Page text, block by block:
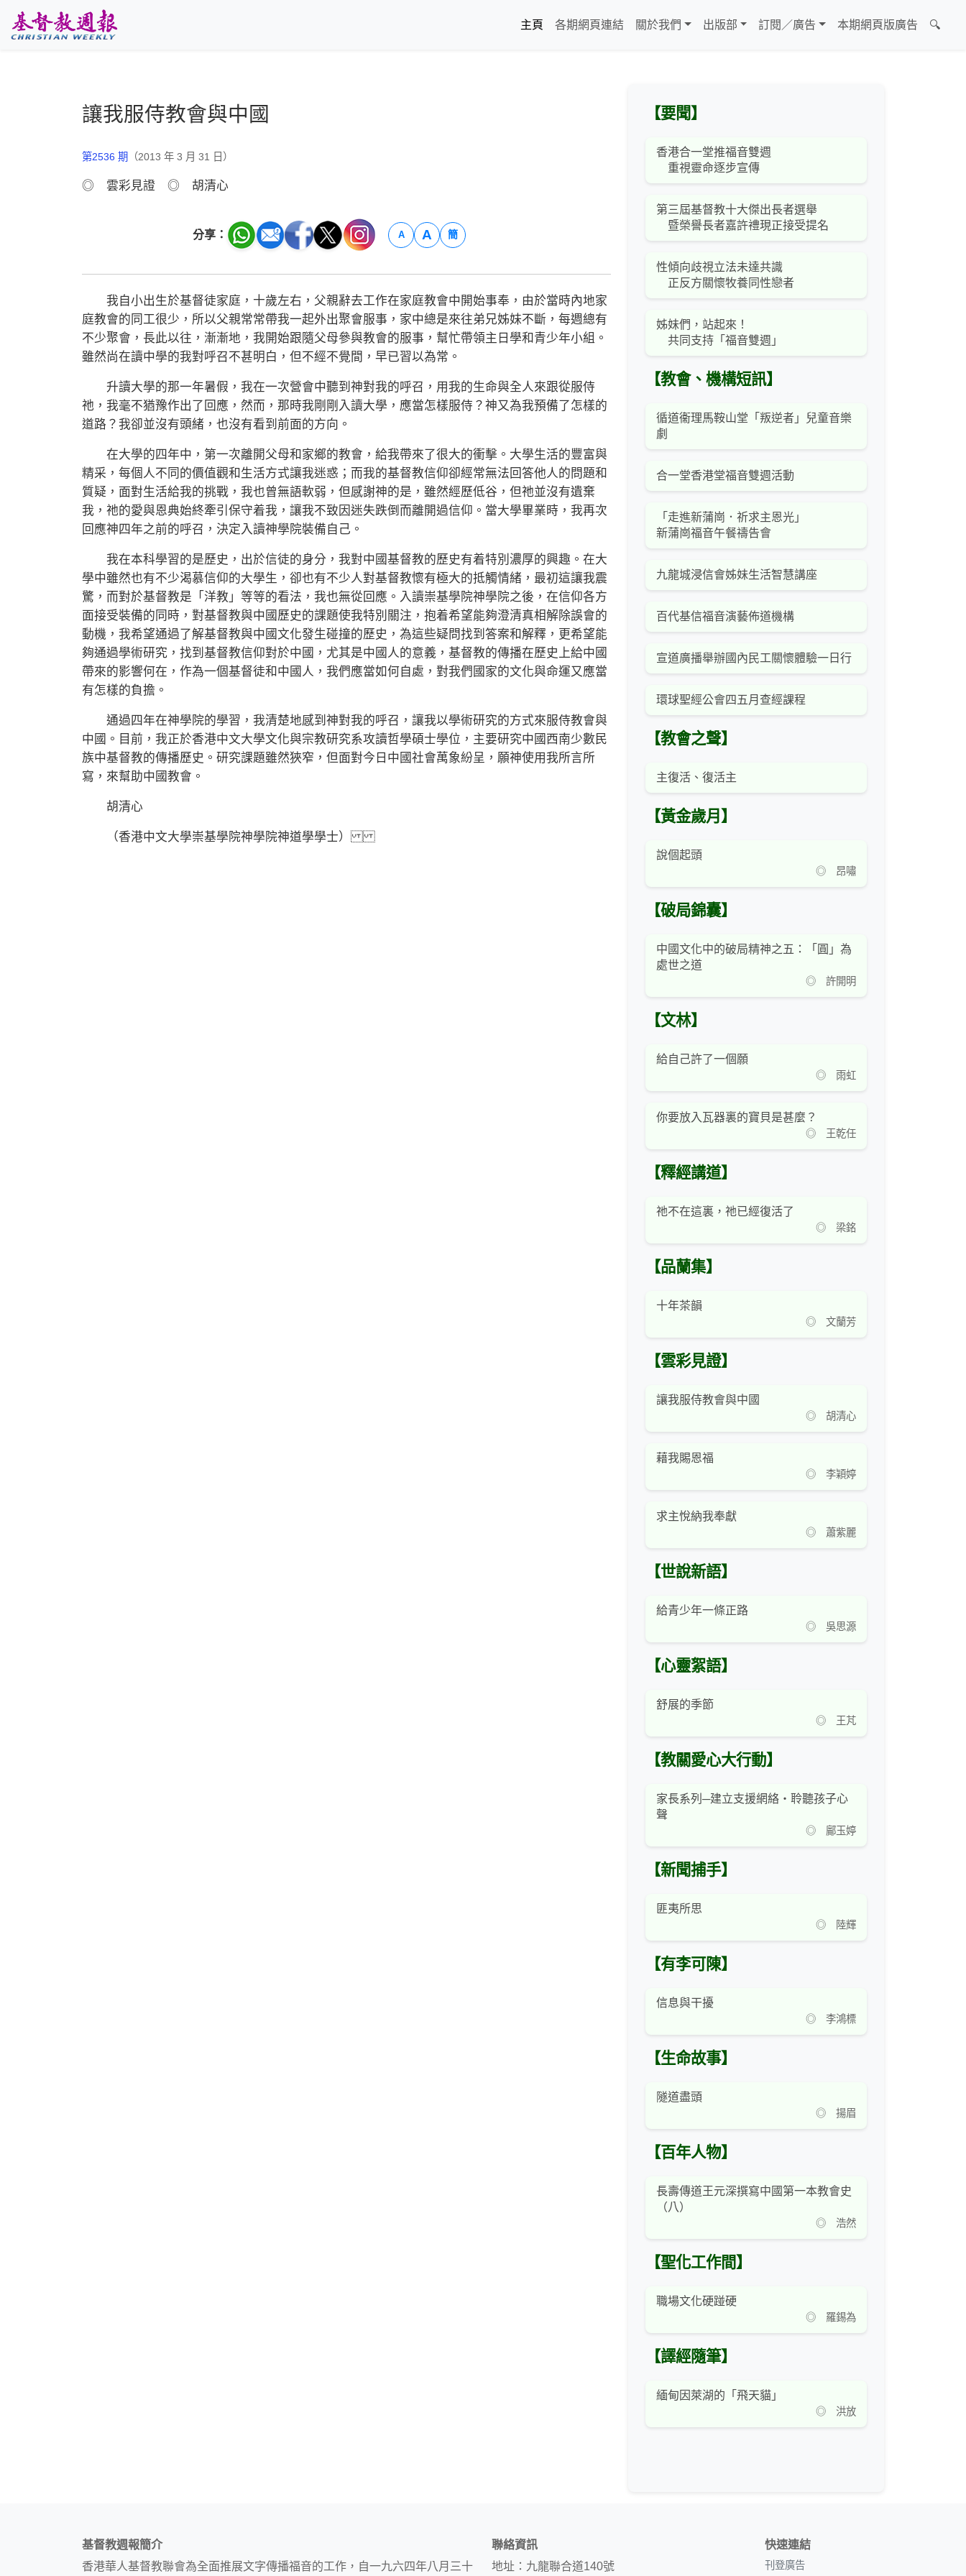
主頁
各期網頁連結 關於我們 出版部 訂閱／廣告 本期網頁版廣告 🔍
讓我服侍教會與中國
第2536 期 （2013 年 3 月 31 日）
◎ 雲彩見證 ◎ 胡清心
分享： A A 簡
我自小出生於基督徒家庭，十歲左右，父親辭去工作在家庭教會中開始事奉，由於當時內地家
庭教會的同工很少，所以父親常常帶我一起外出聚會服事，家中總是來往弟兄姊妹不斷，每週總有
不少聚會，長此以往，漸漸地，我開始跟隨父母參與教會的服事，幫忙帶領主日學和青少年小組。
雖然尚在讀中學的我對呼召不甚明白，但不經不覺間，早已習以為常。
升讀大學的那一年暑假，我在一次營會中聽到神對我的呼召，用我的生命與全人來跟從服侍
祂，我毫不猶豫作出了回應，然而，那時我剛剛入讀大學，應當怎樣服侍？神又為我預備了怎樣的
道路？我卻並沒有頭緒，也沒有看到前面的方向。
在大學的四年中，第一次離開父母和家鄉的教會，給我帶來了很大的衝擊。大學生活的豐富與
精采，每個人不同的價值觀和生活方式讓我迷惑；而我的基督教信仰卻經常無法回答他人的問題和
質疑，面對生活給我的挑戰，我也曾無語軟弱，但感謝神的是，雖然經歷低谷，但祂並沒有遺棄
我，祂的愛與恩典始終牽引保守着我，讓我不致因迷失跌倒而離開過信仰。當大學畢業時，我再次
回應神四年之前的呼召，決定入讀神學院裝備自己。
我在本科學習的是歷史，出於信徒的身分，我對中國基督教的歷史有着特別濃厚的興趣。在大
學中雖然也有不少渴慕信仰的大學生，卻也有不少人對基督教懷有極大的抵觸情緒，最初這讓我震
驚，而對於基督教是「洋教」等等的看法，我也無從回應。入讀崇基學院神學院之後，在信仰各方
面接受裝備的同時，對基督教與中國歷史的課題使我特別關注，抱着希望能夠澄清真相解除誤會的
動機，我希望通過了解基督教與中國文化發生碰撞的歷史，為這些疑問找到答案和解釋，更希望能
夠通過學術研究，找到基督教信仰對於中國，尤其是中國人的意義，基督教的傳播在歷史上給中國
帶來的影響何在，作為一個基督徒和中國人，我們應當如何自處，對我們國家的文化與命運又應當
有怎樣的負擔。
通過四年在神學院的學習，我清楚地感到神對我的呼召，讓我以學術研究的方式來服侍教會與
中國。目前，我正於香港中文大學文化與宗教研究系攻讀哲學碩士學位，主要研究中國西南少數民
族中基督教的傳播歷史。研究課題雖然狹窄，但面對今日中國社會萬象紛呈，願神使用我所言所
寫，來幫助中國教會。
胡清心
（香港中文大學崇基學院神學院神道學學士）
【要聞】
香港合一堂推福音雙週
重視靈命逐步宣傳
第三屆基督教十大傑出長者選舉
暨榮譽長者嘉許禮現正接受提名
性傾向歧視立法未達共識
正反方關懷牧養同性戀者
姊妹們，站起來！
共同支持「福音雙週」
【教會、機構短訊】
循道衞理馬鞍山堂「叛逆者」兒童音樂
劇
合一堂香港堂福音雙週活動
「走進新蒲崗．祈求主恩光」
新蒲崗福音午餐禱告會
九龍城浸信會姊妹生活智慧講座
百代基信福音演藝佈道機構
宣道廣播舉辦國內民工關懷體驗一日行
環球聖經公會四五月查經課程
【教會之聲】
主復活、復活主
【黃金歲月】
說個起頭
◎ 昂嘯
【破局錦囊】
中國文化中的破局精神之五：「圓」為
處世之道
◎ 許開明
【文林】
給自己許了一個願
◎ 雨虹
你要放入瓦器裏的寶貝是甚麼？
◎ 王乾任
【釋經講道】
祂不在這裏，祂已經復活了
◎ 梁銘
【品蘭集】
十年茶韻
◎ 文蘭芳
【雲彩見證】
讓我服侍教會與中國
◎ 胡清心
藉我賜恩福
◎ 李穎婷
求主悅納我奉獻
◎ 蕭紫麗
【世說新語】
給青少年一條正路
◎ 吳思源
【心靈絮語】
舒展的季節
◎ 王芃
【教關愛心大行動】
家長系列─建立支援網絡‧聆聽孩子心
聲
◎ 鄺玉婷
【新聞捕手】
匪夷所思
◎ 陸輝
【有李可陳】
信息與干擾
◎ 李鴻標
【生命故事】
隧道盡頭
◎ 揚眉
【百年人物】
長壽傳道王元深撰寫中國第一本教會史
（八）
◎ 浩然
【聖化工作間】
職場文化硬踫硬
◎ 羅錫為
【譯經隨筆】
緬甸因萊湖的「飛天貓」
◎ 洪放
基督教週報簡介
香港華人基督教聯會為全面推展文字傳播福音的工作，自一九六四年八月三十
聯絡資訊
地址：九龍聯合道140號
快速連結
刊登廣告